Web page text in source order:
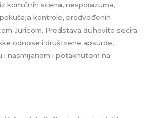
komičnih scena, nesporazuma,
kontrole, predvođenih
Juricom. Predstava duhovito secira
odnose i društvene apsurde,
i nasmijanom i potaknutom na